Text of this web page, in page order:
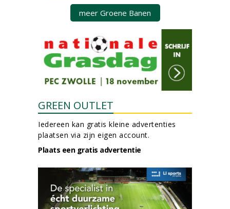
meer Groene Banen
GREEN OUTLET
Iedereen kan gratis kleine advertenties
plaatsen via zijn eigen account.
Plaats een gratis advertentie